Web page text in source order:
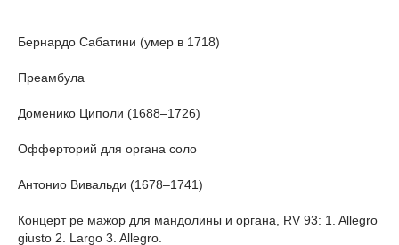
Бернардо Сабатини (умер в 1718)
Преамбула
Доменико Циполи (1688–1726)
Офферторий для органа соло
Антонио Вивальди (1678–1741)
Концерт ре мажор для мандолины и органа, RV 93: 1. Allegro
giusto 2. Largo 3. Allegro.